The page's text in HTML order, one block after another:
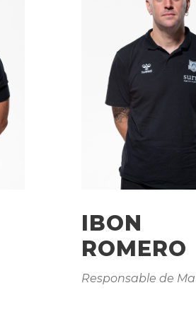
IBON
ROMERO
Responsable de